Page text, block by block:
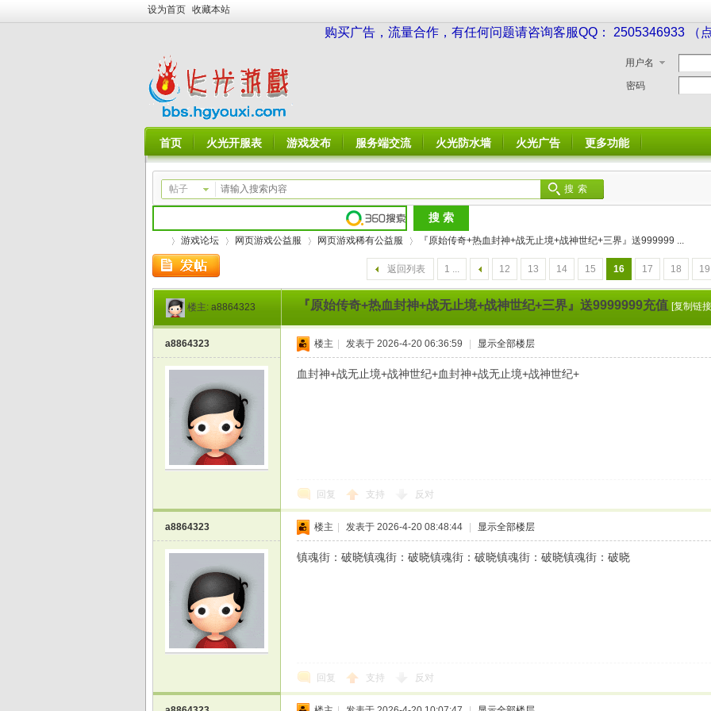
设为首页 收藏本站
购买广告，流量合作，有任何问题请咨询客服QQ： 2505346933 （
用户名
密码
首页 火光开服表 游戏发布 服务端交流 火光防水墙 火光广告 更多功能
帖子 搜索
»
游戏论坛
›
网页游戏公益服 网页游戏稀有公益服
›
『原始传奇+热血封神+战无止境+战神世纪+三界』送999999 ...
1 ... 12 13 14 15 16 17 18 19
返回列表
楼主: a8864323 『原始传奇+热血封神+战无止境+战神世纪+三界』送9999999充值 [复制链
a8864323 楼主 发表于 2026-4-20 06:36:59 显示全部楼层
血封神+战无止境+战神世纪+血封神+战无止境+战神世纪+
回复 支持 反对
a8864323 楼主 发表于 2026-4-20 08:48:44 显示全部楼层
镇魂街：破晓镇魂街：破晓镇魂街：破晓镇魂街：破晓镇魂街：破晓
回复 支持 反对